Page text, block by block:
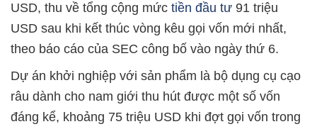
USD, thu về tổng cộng mức tiền đầu tư 91 triệu
USD sau khi kết thúc vòng kêu gọi vốn mới nhất,
theo báo cáo của SEC công bố vào ngày thứ 6.
Dự án khởi nghiệp với sản phẩm là bộ dụng cụ cạo
râu dành cho nam giới thu hút được một số vốn
đáng kể, khoảng 75 triệu USD khi đợt gọi vốn trong